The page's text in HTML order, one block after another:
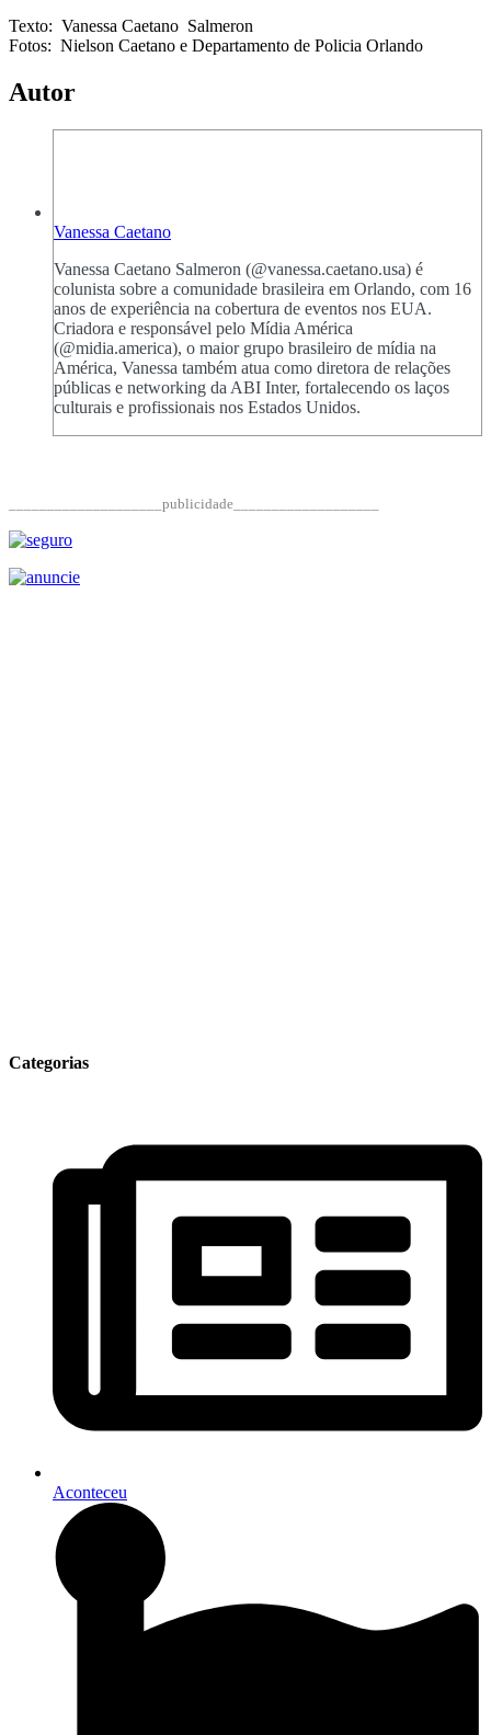
Texto: Vanessa Caetano Salmeron
Fotos: Nielson Caetano e Departamento de Policia Orlando
Autor
Vanessa Caetano
Vanessa Caetano Salmeron (@vanessa.caetano.usa) é
colunista sobre a comunidade brasileira em Orlando, com 16
anos de experiência na cobertura de eventos nos EUA.
Criadora e responsável pelo Mídia América
(@midia.america), o maior grupo brasileiro de mídia na
América, Vanessa também atua como diretora de relações
públicas e networking da ABI Inter, fortalecendo os laços
culturais e profissionais nos Estados Unidos.
____________________publicidade___________________
Categorias
Aconteceu